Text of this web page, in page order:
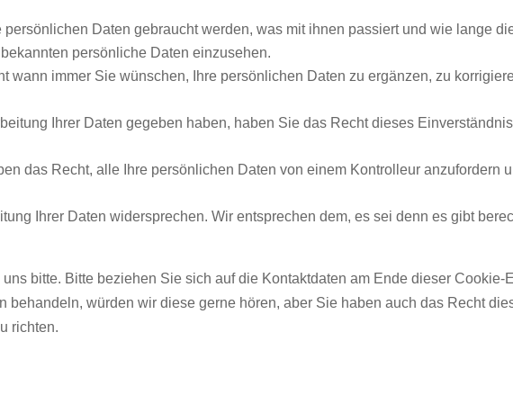
Daten gebraucht werden, was mit ihnen passiert und wie lange
persönliche Daten einzusehen.
wann immer Sie wünschen, Ihre persönlichen Daten zu ergänzen, zu
Ihrer Daten gegeben haben, haben Sie das Recht dieses
das Recht, alle Ihre persönlichen Daten von einem Kontrolleur anzufordern
Ihrer Daten widersprechen. Wir entsprechen dem, es sei denn es gibt
bitte. Bitte beziehen Sie sich auf die Kontaktdaten am Ende dieser Cookie-
behandeln, würden wir diese gerne hören, aber Sie haben auch das Recht
richten.